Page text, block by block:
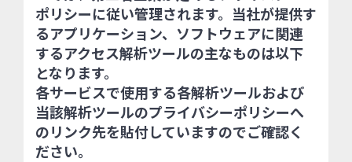
ポリシーに従い管理されます。当社が提供す
るアプリケーション、ソフトウェアに関連
するアクセス解析ツールの主なものは以下
となります。
各サービスで使用する各解析ツールおよび
当該解析ツールのプライバシーポリシーへ
のリンク先を貼付していますのでご確認く
ださい。